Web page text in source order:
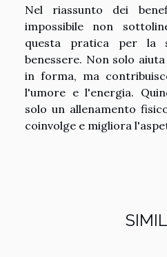
Nel riassunto dei
impossibile non
questa pratica per la
benessere. Non solo
in forma, ma
l'umore e l'energia.
solo un allenamento
coinvolge e migliora